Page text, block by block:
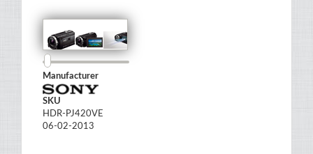
Manufacturer
SKU
HDR-PJ420VE
06-02-2013